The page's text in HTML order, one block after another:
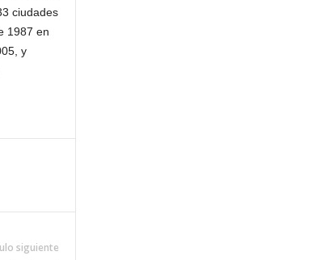
ciudades
1987 en
y
siguiente